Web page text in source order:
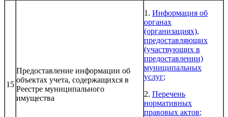
15
Предоставление информации об
объектах учета, содержащихся в
Реестре муниципального
имущества
1. Информация об
органах
(организациях),
предоставляющих
(участвующих в
предоставлении)
муниципальных
услуг;
2. Перечень
нормативных
правовых актов;